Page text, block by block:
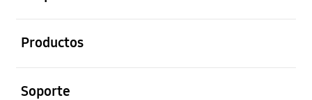
Productos
Soporte